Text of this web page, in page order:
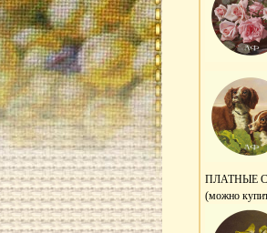
ПЛАТНЫЕ
(можно